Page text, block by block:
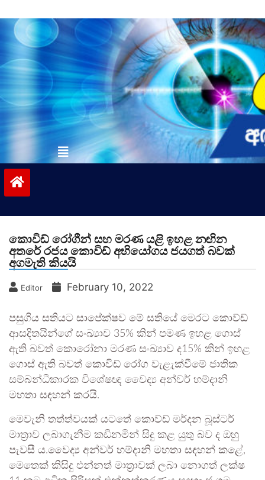
to
contentvinivida.lk
කොවිඩ් රෝගීන් සහ මරණ යළි ඉහළ නඟින
අතරේ රජය කොවිඩ් අභියෝගය ජයගත් බවක්
අගමැති කියයි
Editor February 10, 2022
පසුගිය සතියට සාපේක්ෂව මේ සතියේ මෙරට කොව්ඩ්
ආසදිතයින්ගේ සංඛ්‍යාව 35% කින් පමණ ඉහළ ගොස්
ඇති බවත් කොරෝනා මරණ සංඛ්‍යාව ද15% කින් ඉහළ
ගොස් ඇති බවත් කොවිඩ් රෝග වැළැක්වීමේ ජාතික
සම්බන්ධීකාරක විශේෂඥ වෛද්‍ය අන්වර් හම්දානි
මහතා සඳහන් කරයි.
මෙවැනි තත්ත්වයක් යටතේ කොව්ඩ් මර්දන බූස්ටර්
මාත්‍රාව ලබාගැනීම කඩිනමින් සිදු කළ යුතු බව ද ඔහු
පැවසී ය.වෛද්‍ය අන්වර් හම්දානි මහතා සඳහන් කළේ,
මෙතෙක් කිසිදු එන්නත් මාත්‍රාවක් ලබා නොගත් ලක්ෂ